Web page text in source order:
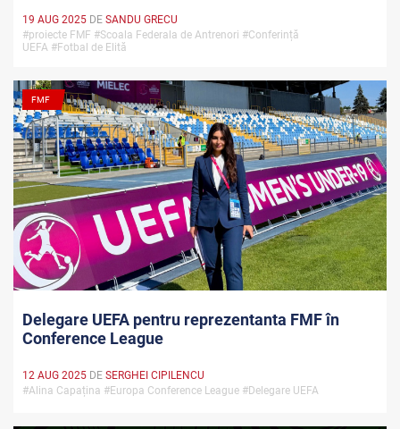
19 AUG 2025 DE SANDU GRECU
#proiecte FMF #Scoala Federala de Antrenori #Conferință
UEFA #Fotbal de Elită
FMF
Delegare UEFA pentru reprezentanta FMF în
Conference League
12 AUG 2025 DE SERGHEI CIPILENCU
#Alina Capațina #Europa Conference League #Delegare UEFA